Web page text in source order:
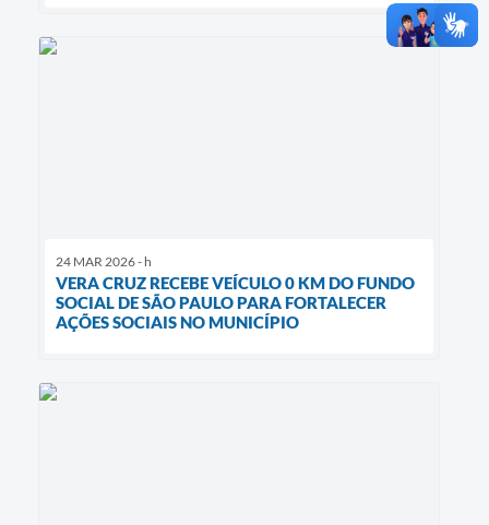
24 MAR 2026 - h
VERA CRUZ RECEBE VEÍCULO 0 KM DO FUNDO
SOCIAL DE SÃO PAULO PARA FORTALECER
AÇÕES SOCIAIS NO MUNICÍPIO